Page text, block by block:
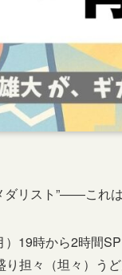
ダリスト”――これ
19時から2時間
り担々（坦々）う